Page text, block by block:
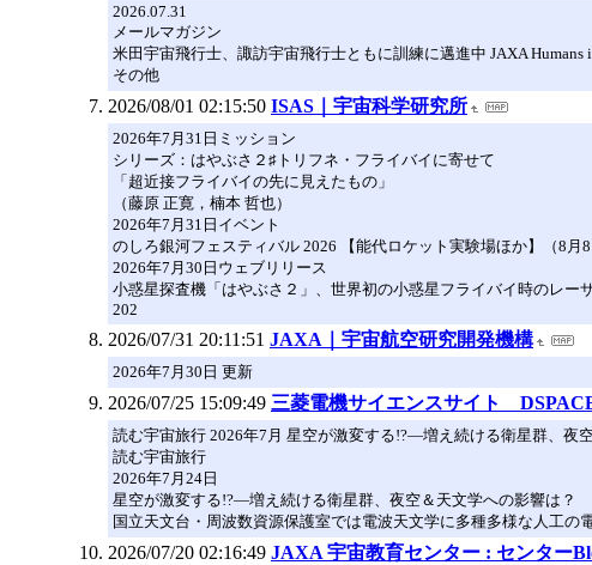
2026.07.31
メールマガジン
米田宇宙飛行士、諏訪宇宙飛行士ともに訓練に邁進中 JAXA Humans
その他
2026/08/01 02:15:50 ISAS｜宇宙科学研究所
2026年7月31日ミッション
シリーズ：はやぶさ２♯トリフネ・フライバイに寄せて
「超近接フライバイの先に見えたもの」
（藤原 正寛，楠本 哲也）
2026年7月31日イベント
のしろ銀河フェスティバル 2026 【能代ロケット実験場ほか】（8月8
2026年7月30日ウェブリリース
小惑星探査機「はやぶさ２」、世界初の小惑星フライバイ時のレー
202
2026/07/31 20:11:51 JAXA｜宇宙航空研究開発機構
2026年7月30日 更新
2026/07/25 15:09:49 三菱電機サイエンスサイト
読む宇宙旅行 2026年7月 星空が激変する!?—増え続ける衛星群、夜
読む宇宙旅行
2026年7月24日
星空が激変する!?—増え続ける衛星群、夜空＆天文学への影響は？
国立天文台・周波数資源保護室では電波天文学に多種多様な人工の
2026/07/20 02:16:49 JAXA 宇宙教育センター : センター